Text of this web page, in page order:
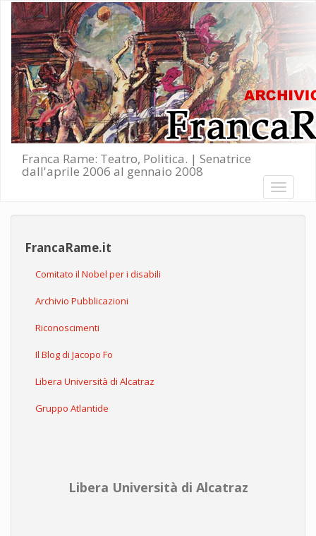
Salta al contenuto principale
Franca Rame: Teatro, Politica. | Senatrice
dall'aprile 2006 al gennaio 2008
Toggle
FrancaRame.it
Comitato il Nobel per i disabili
Archivio Pubblicazioni
Riconoscimenti
Il Blog di Jacopo Fo
Libera Università di Alcatraz
Gruppo Atlantide
Libera Università di Alcatraz